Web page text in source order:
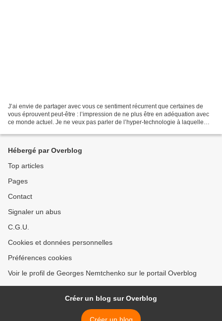
J’ai envie de partager avec vous ce sentiment récurrent que certaines de
vous éprouvent peut-être : l’impression de ne plus être en adéquation avec
ce monde actuel. Je ne veux pas parler de l’hyper-technologie à laquelle
Hébergé par Overblog
Top articles
Pages
Contact
Signaler un abus
C.G.U.
Cookies et données personnelles
Préférences cookies
Voir le profil de Georges Nemtchenko sur le portail Overblog
Créer un blog sur Overblog